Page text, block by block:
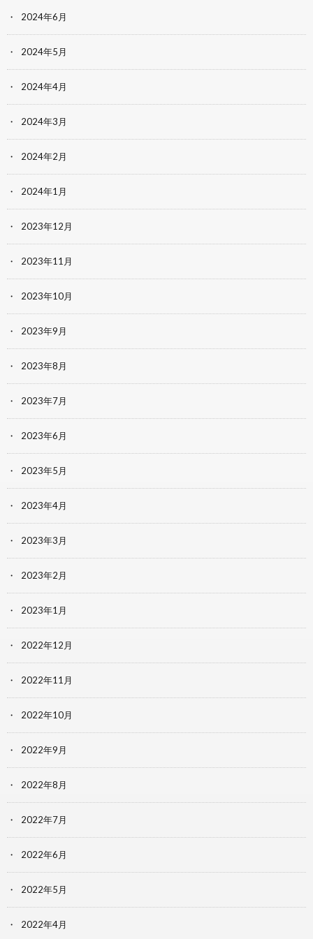
2024年6月
2024年5月
2024年4月
2024年3月
2024年2月
2024年1月
2023年12月
2023年11月
2023年10月
2023年9月
2023年8月
2023年7月
2023年6月
2023年5月
2023年4月
2023年3月
2023年2月
2023年1月
2022年12月
2022年11月
2022年10月
2022年9月
2022年8月
2022年7月
2022年6月
2022年5月
2022年4月